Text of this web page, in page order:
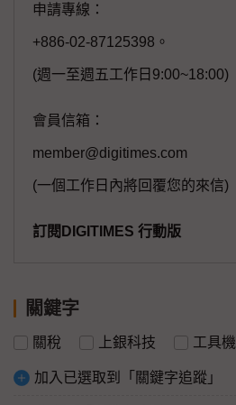
申請專線：
+886-02-87125398。
(週一至週五工作日9:00~18:00)
會員信箱：
member@digitimes.com
(一個工作日內將回覆您的來信)
訂閱DIGITIMES 行動版
關鍵字
關稅 上銀科技 工具機
加入已選取到「關鍵字追蹤」